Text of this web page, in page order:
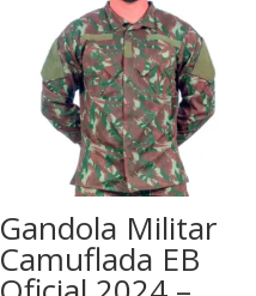
Gandola Militar
Camuflada EB